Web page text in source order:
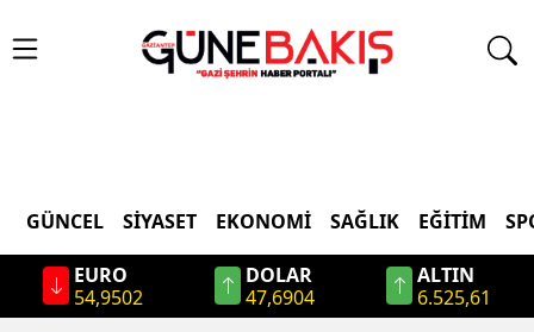
GÜNCEL SIYASET EKONOMI SAĞLIK EĞITIM
EURO
54,9502
DOLAR
47,6904
ALTIN
6.525,61